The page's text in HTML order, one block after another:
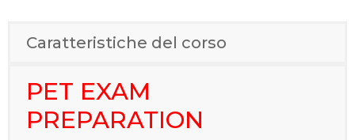
Caratteristiche del corso
PET EXAM
PREPARATION